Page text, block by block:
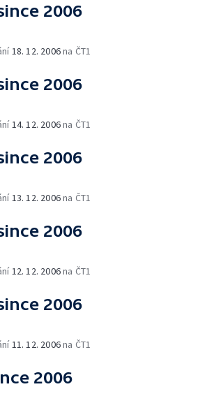
2006
18. 12. 2006na ČT1
2006
14. 12. 2006na ČT1
2006
13. 12. 2006na ČT1
2006
12. 12. 2006na ČT1
2006
11. 12. 2006na ČT1
2006